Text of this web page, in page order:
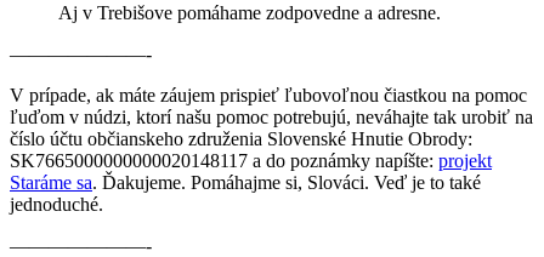
Aj v Trebišove pomáhame zodpovedne a adresne.
———————-
V prípade, ak máte záujem prispieť ľubovoľnou čiastkou na pomoc
ľuďom v núdzi, ktorí našu pomoc potrebujú, neváhajte tak urobiť na
číslo účtu občianskeho združenia Slovenské Hnutie Obrody:
SK7665000000000020148117 a do poznámky napíšte: projekt
Staráme sa. Ďakujeme. Pomáhajme si, Slováci. Veď je to také
jednoduché.
———————-